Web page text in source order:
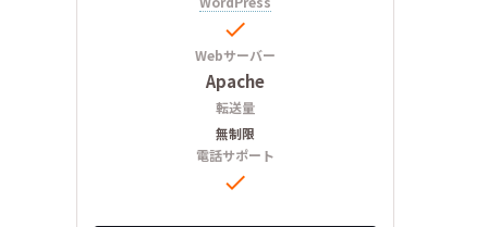

Webサーバー
Apache
転送量
無制限
電話サポート
